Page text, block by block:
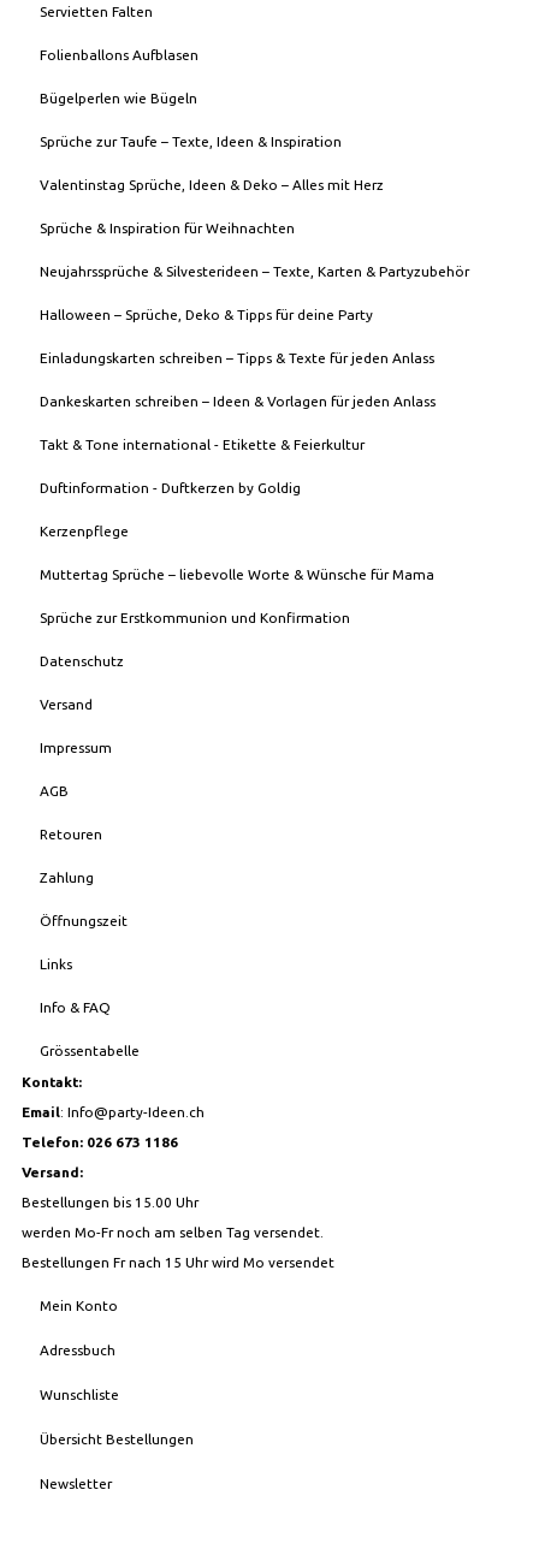
Servietten Falten
Folienballons Aufblasen
Bügelperlen wie Bügeln
Sprüche zur Taufe – Texte, Ideen & Inspiration
Valentinstag Sprüche, Ideen & Deko – Alles mit Herz
Sprüche & Inspiration für Weihnachten
Neujahrssprüche & Silvesterideen – Texte, Karten & Partyzubehör
Halloween – Sprüche, Deko & Tipps für deine Party
Einladungskarten schreiben – Tipps & Texte für jeden Anlass
Dankeskarten schreiben – Ideen & Vorlagen für jeden Anlass
Takt & Tone international - Etikette & Feierkultur
Duftinformation - Duftkerzen by Goldig
Kerzenpflege
Muttertag Sprüche – liebevolle Worte & Wünsche für Mama
Sprüche zur Erstkommunion und Konfirmation
Datenschutz
Versand
Impressum
AGB
Retouren
Zahlung
Öffnungszeit
Links
Info & FAQ
Grössentabelle
Kontakt:
Email: Info@party-Ideen.ch
Telefon: 026 673 1186
Versand:
Bestellungen bis 15.00 Uhr
werden Mo-Fr noch am selben Tag versendet.
Bestellungen Fr nach 15 Uhr wird Mo versendet
Mein Konto
Adressbuch
Wunschliste
Übersicht Bestellungen
Newsletter